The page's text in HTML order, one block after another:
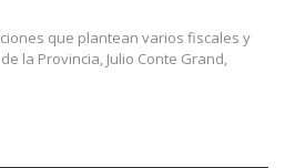
que plantean varios fiscales y
la Provincia, Julio Conte Grand,